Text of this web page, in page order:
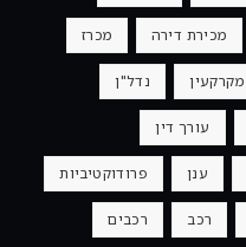
מכירת דירה מכרז
מקרקעין נדל"ן
עורך דין
ענן פרודוקטיביות
רכב רכבים